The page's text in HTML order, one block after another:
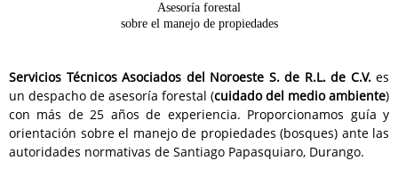
Asesoría forestal
sobre el manejo de propiedades
Servicios Técnicos Asociados del Noroeste S. de R.L. de C.V. es
un despacho de asesoría forestal (cuidado del medio ambiente)
con más de 25 años de experiencia. Proporcionamos guía y
orientación sobre el manejo de propiedades (bosques) ante las
autoridades normativas de Santiago Papasquiaro, Durango.